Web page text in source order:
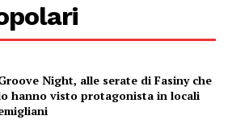
Night, alle serate di Fasiny che
hanno visto protagonista in locali